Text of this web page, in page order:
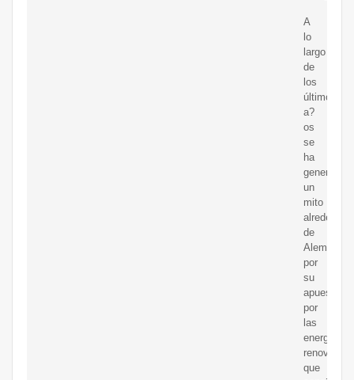
A
lo
largo
de
los
últimos
a?
os
se
ha
generado
un
mito
alrededor
de
Alemania
por
su
apuesta
por
las
energías
renovables
que